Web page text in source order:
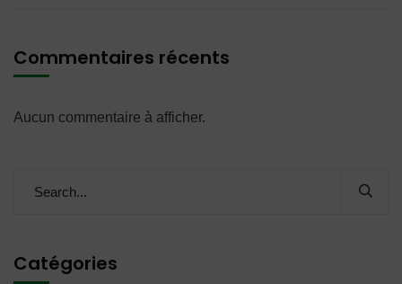
Commentaires récents
Aucun commentaire à afficher.
Catégories